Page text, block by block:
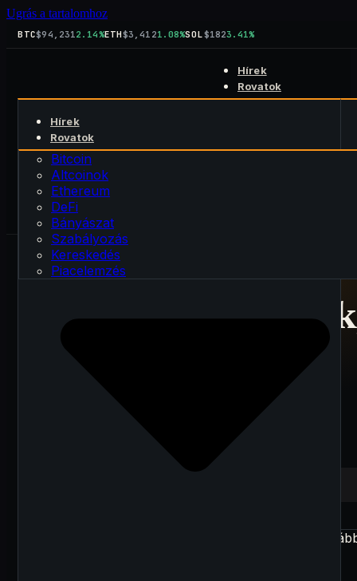
Ugrás a tartalomhoz
BTC$94,2312.14%ETH$3,4121.08%SOL$1823.41%
kript blog
Hírek
Rovatok
Altcoinok
Ethereum
DeFi
Bányászat
Szabályozás
Kereskedés
Piacelemzés
Hírek
Rovatok
Bitcoin
Altcoinok
Ethereum
DeFi
Bányászat
Szabályozás
Kereskedés
Piacelemzés
PUBLIKÁLVA · 2026. július 25.FRISSÍTVE · 2026. július 25.
Bitcoin:
melyek
meghatározzák a
további emelkedést